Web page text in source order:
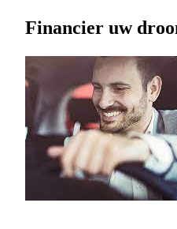
Financier uw